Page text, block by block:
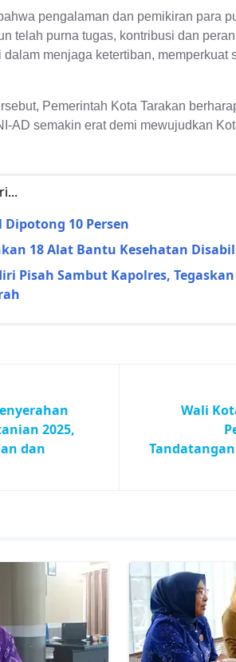
pengalaman dan pemikiran para
telah purna tugas, kontribusi dan
menjaga ketertiban, memperkuat
Pemerintah Kota Tarakan
AD semakin erat demi mewujudkan
Dipotong 10 Persen
18 Alat Bantu Kesehatan
Pisah Sambut Kapolres,
2025,
dan
Wali